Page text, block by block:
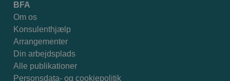
BFA
Om os
Konsulenthjælp
Arrangementer
Din arbejdsplads
Alle publikationer
Personsdata- og cookiepolitik